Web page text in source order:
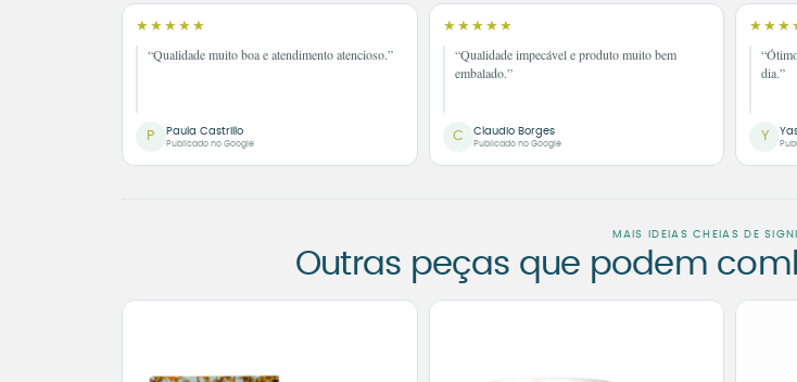
★★★★★
“Qualidade muito boa e atendimento atencioso.”
P Paula Castrillo
Publicado no Google
★★★★★
“Qualidade impecável e produto muito bem
embalado.”
C Claudio Borges
Publicado no Google
dia.”
Y
MAIS IDEIAS CHEIAS DE
Outras peças que podem